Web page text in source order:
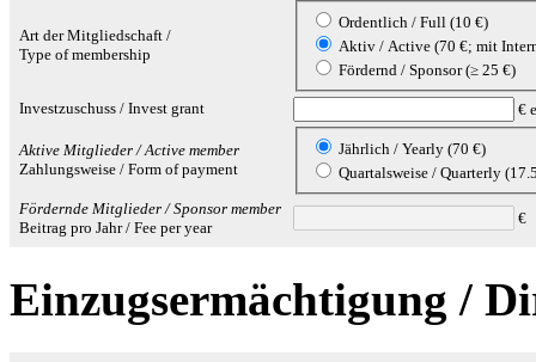
Art der Mitgliedschaft /
Type of membership
Ordentlich / Full (10 €)
Aktiv / Active (70 €; mit
Fördernd / Sponsor (≥ 25 €)
Investzuschuss / Invest grant €
Aktive Mitglieder / Active member
Zahlungsweise / Form of payment
Jährlich / Yearly (70 €)
Quartalsweise / Quarterly
Fördernde Mitglieder / Sponsor member
Beitrag pro Jahr / Fee per year
€
Einzugsermächtigung /